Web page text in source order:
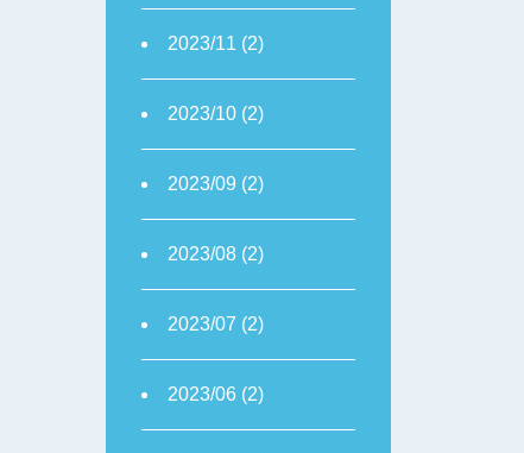
2023/11 (2)
2023/10 (2)
2023/09 (2)
2023/08 (2)
2023/07 (2)
2023/06 (2)